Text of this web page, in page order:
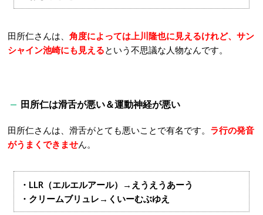
田所仁さんは、 角度によっては上川隆也に見えるけれど、サン
シャイン池崎にも見えるという不思議な人物なんです。
田所仁は滑舌が悪い＆運動神経が悪い
田所仁さんは、滑舌がとても悪いことで有名です。 ラ行の発音
がうまくできません。
・LLR（エルエルアール）→えうえうあーう
・クリームブリュレ→くいーむぶゆえ